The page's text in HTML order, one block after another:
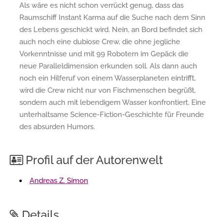
Als wäre es nicht schon verrückt genug, dass das
Raumschiff Instant Karma auf die Suche nach dem Sinn
des Lebens geschickt wird. Nein, an Bord befindet sich
auch noch eine dubiose Crew, die ohne jegliche
Vorkenntnisse und mit 99 Robotern im Gepäck die
neue Paralleldimension erkunden soll. Als dann auch
noch ein Hilferuf von einem Wasserplaneten eintrifft,
wird die Crew nicht nur von Fischmenschen begrüßt,
sondern auch mit lebendigem Wasser konfrontiert. Eine
unterhaltsame Science-Fiction-Geschichte für Freunde
des absurden Humors.
Profil auf der Autorenwelt
Andreas Z. Simon